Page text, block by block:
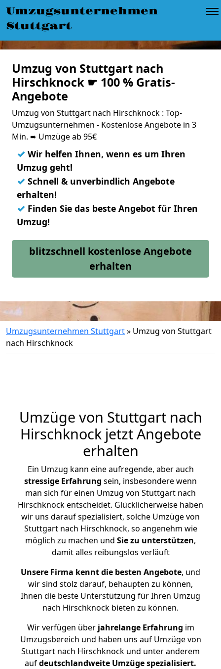
Umzugsunternehmen
Stuttgart
Umzug von Stuttgart nach
Hirschknock ☛ 100 % Gratis-
Angebote
Umzug von Stuttgart nach Hirschknock : Top-
Umzugsunternehmen - Kostenlose Angebote in 3
Min. ➨ Umzüge ab 95€
✓ Wir helfen Ihnen, wenn es um Ihren
Umzug geht!
✓ Schnell & unverbindlich Angebote
erhalten!
✓ Finden Sie das beste Angebot für Ihren
Umzug!
blitzschnell kostenlose Angebote
erhalten
Umzugsunternehmen Stuttgart» Umzug von Stuttgart
nach Hirschknock
Umzüge von Stuttgart nach
Hirschknock jetzt Angebote
erhalten
Ein Umzug kann eine aufregende, aber auch
stressige Erfahrung sein, insbesondere wenn
man sich für einen Umzug von Stuttgart nach
Hirschknock entscheidet. Glücklicherweise haben
wir uns darauf spezialisiert, solche Umzüge von
Stuttgart nach Hirschknock, so angenehm wie
möglich zu machen und Sie zu unterstützen,
damit alles reibungslos verläuft
Unsere Firma kennt die besten Angebote, und
wir sind stolz darauf, behaupten zu können,
Ihnen die beste Unterstützung für Ihren Umzug
nach Hirschknock bieten zu können.
Wir verfügen überjahrelange Erfahrung im
Umzugsbereich und haben uns auf Umzüge von
Stuttgart nach Hirschknock und unter anderem
aufdeutschlandweite Umzüge spezialisiert.